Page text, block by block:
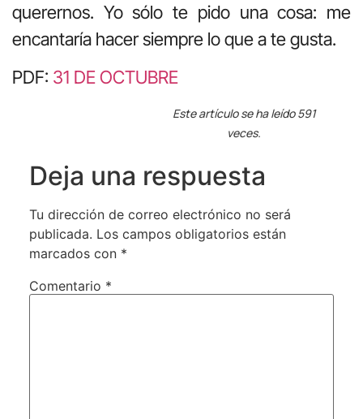
querernos. Yo sólo te pido una cosa: me
encantaría hacer siempre lo que a te gusta.
PDF: 31 DE OCTUBRE
Este artículo se ha leído 591
veces.
Deja una respuesta
Tu dirección de correo electrónico no será
publicada. Los campos obligatorios están
marcados con *
Comentario *